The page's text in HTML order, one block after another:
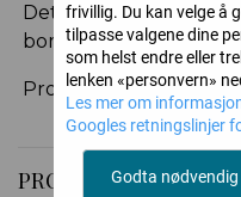
Detaljer: Flate
bomullskile
Produksjon: Laget i
PRODUSENT
frivillig. Du kan velge å
tilpasse valgene dine
som helst endre eller
lenken «personvern»
Les mer om
Googles retningslinjer
Godta nødvendig